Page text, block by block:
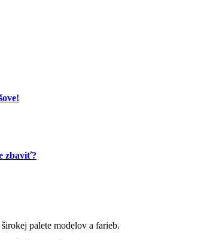
zbaviť?
palete modelov a farieb.